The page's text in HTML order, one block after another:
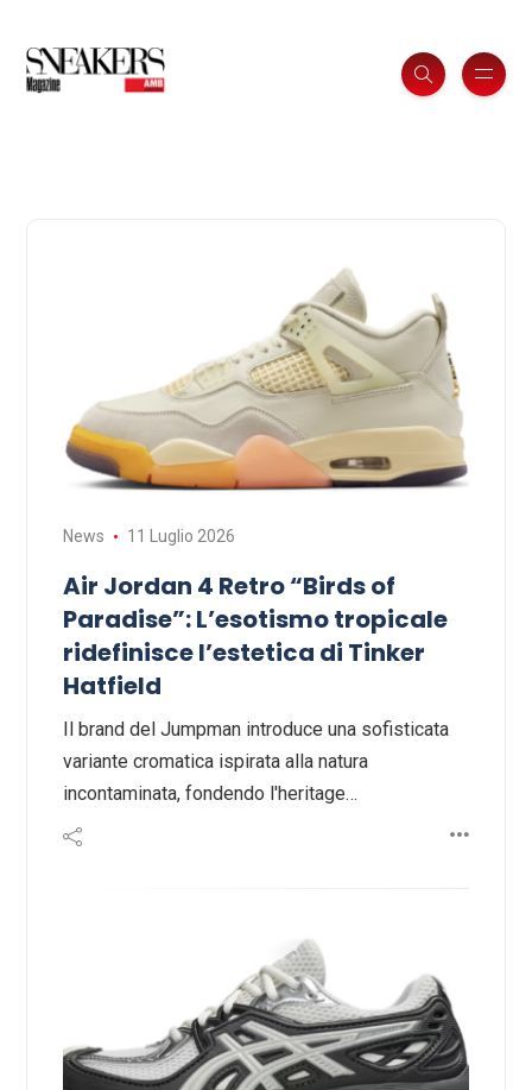
News 11 Luglio 2026
Air Jordan 4 Retro “Birds of
Paradise”: L’esotismo tropicale
ridefinisce l’estetica di Tinker
Hatfield
Il brand del Jumpman introduce una sofisticata
variante cromatica ispirata alla natura
incontaminata, fondendo l'heritage…